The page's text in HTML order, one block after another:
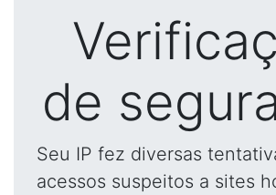
de
Seu IP fez diversas
acessos suspeitos a sites